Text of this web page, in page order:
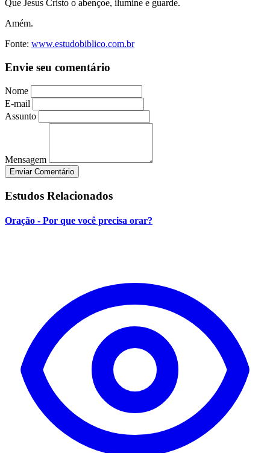
Que Jesus Cristo o abençoe, ilumine e guarde.
Amém.
Fonte: www.estudobiblico.com.br
Envie seu comentário
Nome
E-mail
Assunto
Mensagem
Enviar Comentário
Estudos Relacionados
Oração - Por que você precisa orar?